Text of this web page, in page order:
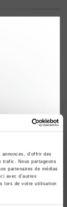
annonces, d'offrir des
trafic. Nous partageons
partenaires de médias
avec d'autres
lors de votre utilisation